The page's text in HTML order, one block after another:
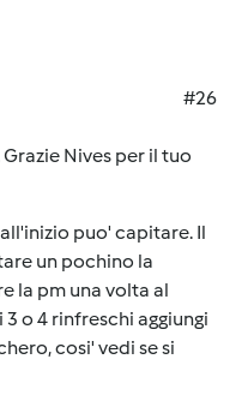
#26
Nives per il tuo
puo' capitare. Il
un pochino la
la pm una volta al
o 4 rinfreschi aggiungi
cosi' vedi se si